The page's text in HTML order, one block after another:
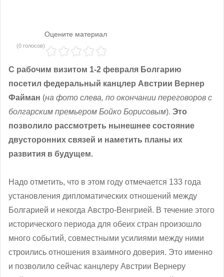
Оцените материал
(0 голосов)
С рабочим визитом 1-2 февраля Болгарию
посетил федеральный канцлер Австрии Вернер
Файман (на фото слева, по окончании переговоров с
болгарским премьером Бойко Борисовым). Это
позволило рассмотреть нынешнее состояние
двусторонних связей и наметить планы их
развития в будущем.
Надо отметить, что в этом году отмечается 133 года
установления дипломатических отношений между
Болгарией и некогда Австро-Венгрией. В течение этого
исторического периода для обеих стран произошло
много событий, совместными усилиями между ними
строились отношения взаимного доверия. Это именно
и позволило сейчас канцлеру Австрии Вернеру